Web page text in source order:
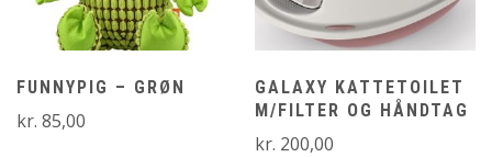
FUNNYPIG – GRØN
kr. 85,00
GALAXY KATTETOILET
M/FILTER OG HÅNDTAG
kr. 200,00